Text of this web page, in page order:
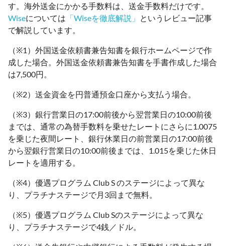
す。海外送金にかかる手数料は、送金手数料だけです。
Wiseについては 「Wiseを徹底解説」 というレビュー記事
で解説しています。
（※1）外国送金依頼書兼告知書を銀行ホームページで作
成した場合。外国送金依頼書兼告知書を手書作成した場合
は7,500円。
（※2）送金資金を円普通預金口座から支払う場合。
（※3）銀行営業日の17:00前後から翌営業日の10:00前後
までは、通常の為替手数料を乗せたレートにさらに1.0075
を乗じた夜間レート、銀行休業日の前営業日の17:00前後
から翌銀行営業日の10:00前後までは、1.015を乗じた休日
レートを適用する。
（※4）優遇プログラム Club S のステージによって異な
り、プラチナステージで月3回まで無料。
（※5）優遇プログラム Club Sのステージによって異な
り、プラチナステージで4銭／ドル。